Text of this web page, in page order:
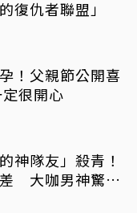
復仇者聯盟」
！父親節公開喜
很開心
神隊友」殺青！
大咖男神驚喜